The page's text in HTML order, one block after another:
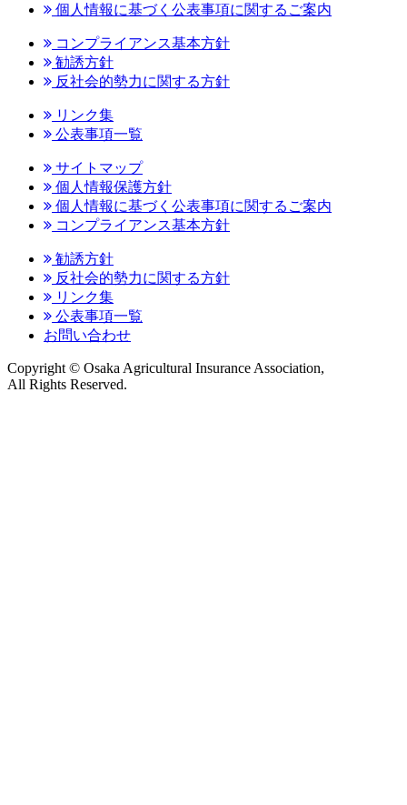
個人情報に基づく公表事項に関するご案内
コンプライアンス基本方針
勧誘方針
反社会的勢力に関する方針
リンク集
公表事項一覧
サイトマップ
個人情報保護方針
個人情報に基づく公表事項に関するご案内
コンプライアンス基本方針
勧誘方針
反社会的勢力に関する方針
リンク集
公表事項一覧
お問い合わせ
Copyright © Osaka Agricultural Insurance Association,
All Rights Reserved.